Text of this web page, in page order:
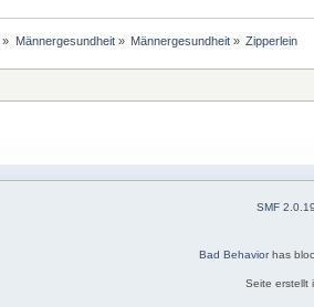
» Männergesundheit» Männergesundheit» Zipperlein
SMF
Bad Behaviorhas
Seite erstellt